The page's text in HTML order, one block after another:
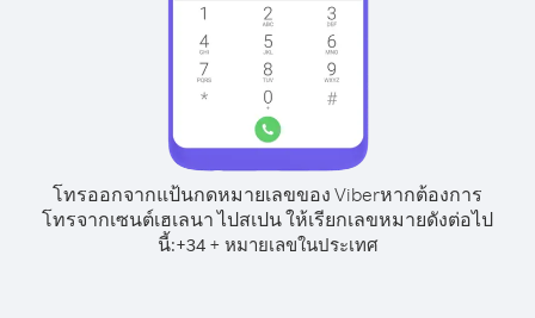
โทรออกจากแป้นกดหมายเลขของ Viberหากต้องการ
โทรจากเซนต์เฮเลนา ไปสเปน ให้เรียกเลขหมายดังต่อไป
นี้:+34+ หมายเลขในประเทศ